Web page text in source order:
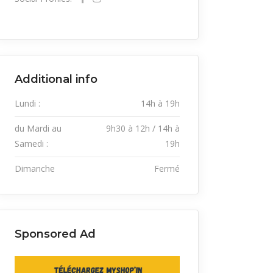
Additional info
Lundi : 14h à 19h
du Mardi au
Samedi :
9h30 à 12h / 14h à
19h
Dimanche Fermé
Sponsored Ad